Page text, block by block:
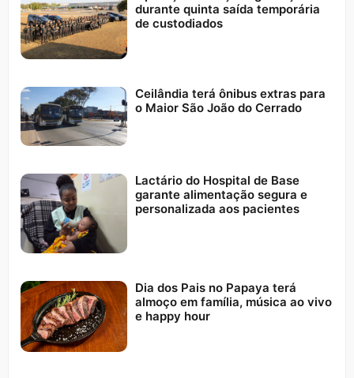
durante quinta saída temporária
de custodiados
Ceilândia terá ônibus extras para
o Maior São João do Cerrado
Lactário do Hospital de Base
garante alimentação segura e
personalizada aos pacientes
Dia dos Pais no Papaya terá
almoço em família, música ao vivo
e happy hour